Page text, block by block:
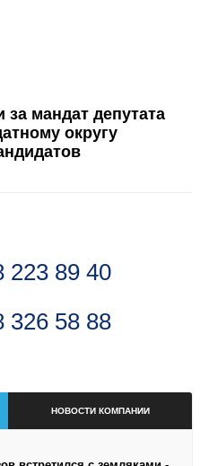
за мандат депутата
округу
223 89 40
326 58 88
НОВОСТИ КОМПАНИИ